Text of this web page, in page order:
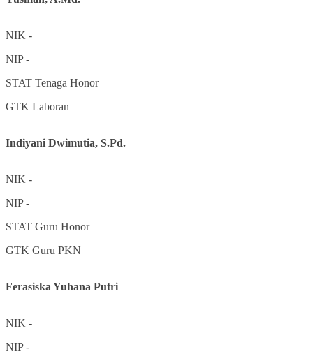
NIK -
NIP-
STAT Tenaga Honor
GTK Laboran
Indiyani Dwimutia, S.Pd.
NIK -
NIP-
STAT Guru Honor
GTK Guru PKN
Ferasiska Yuhana Putri
NIK -
NIP-